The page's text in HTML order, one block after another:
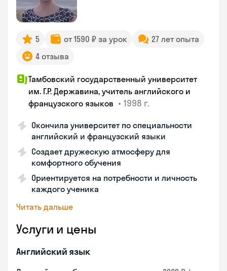
5 от 1590 ₽ за урок
27 лет опыта
4 отзыва
Тамбовский государственный университет
им. Г.Р. Державина, учитель английского и
французского языков • 1998 г.
Окончила университет по специальности
английский и французский языки
Создает дружескую атмосферу для
комфортного обучения
Ориентируется на потребности и личность
каждого ученика
Читать дальше
Услуги и цены
Английский язык